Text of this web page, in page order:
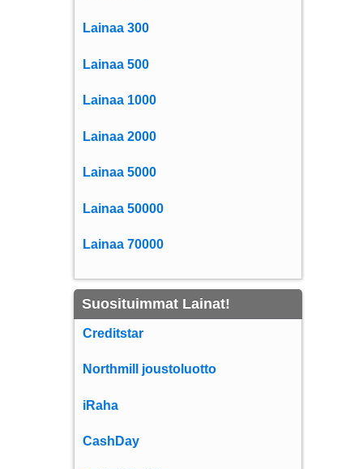
Lainaa 300
Lainaa 500
Lainaa 1000
Lainaa 2000
Lainaa 5000
Lainaa 50000
Lainaa 70000
Suosituimmat Lainat!
Creditstar
Northmill joustoluotto
iRaha
CashDay